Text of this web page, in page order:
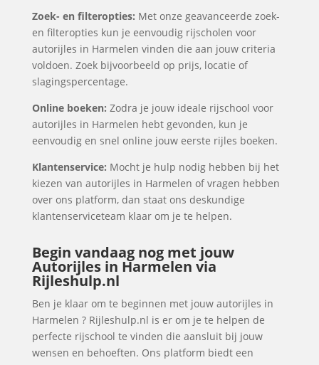
Zoek- en filteropties: Met onze geavanceerde zoek-
en filteropties kun je eenvoudig rijscholen voor
autorijles in Harmelen vinden die aan jouw criteria
voldoen. Zoek bijvoorbeeld op prijs, locatie of
slagingspercentage.
Online boeken: Zodra je jouw ideale rijschool voor
autorijles in Harmelen hebt gevonden, kun je
eenvoudig en snel online jouw eerste rijles boeken.
Klantenservice: Mocht je hulp nodig hebben bij het
kiezen van autorijles in Harmelen of vragen hebben
over ons platform, dan staat ons deskundige
klantenserviceteam klaar om je te helpen.
Begin vandaag nog met jouw
Autorijles in Harmelen via
Rijleshulp.nl
Ben je klaar om te beginnen met jouw autorijles in
Harmelen ? Rijleshulp.nl is er om je te helpen de
perfecte rijschool te vinden die aansluit bij jouw
wensen en behoeften. Ons platform biedt een